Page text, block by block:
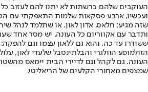
העוקבים שלהם ברשתות לא יתנו להם לעזוב
ועכשיו, ארבע פסקאות שלמות התאפקתי עם
שזה מגיע: חלאס, אדון לאון. או שתלמד לנהל
ותדבר עם אקווריום כל העונה. יש מסר אחד
ששודרו עד כה, והוא גם ללאון עצמו וגם
הזולמופע הוולגרי והבלתינסבל שלעדי לאון,
העונה. גם לקהל וגם לדיירי הבית יימאס
שמצפים מאחורי הקלעים של הריאליטי.